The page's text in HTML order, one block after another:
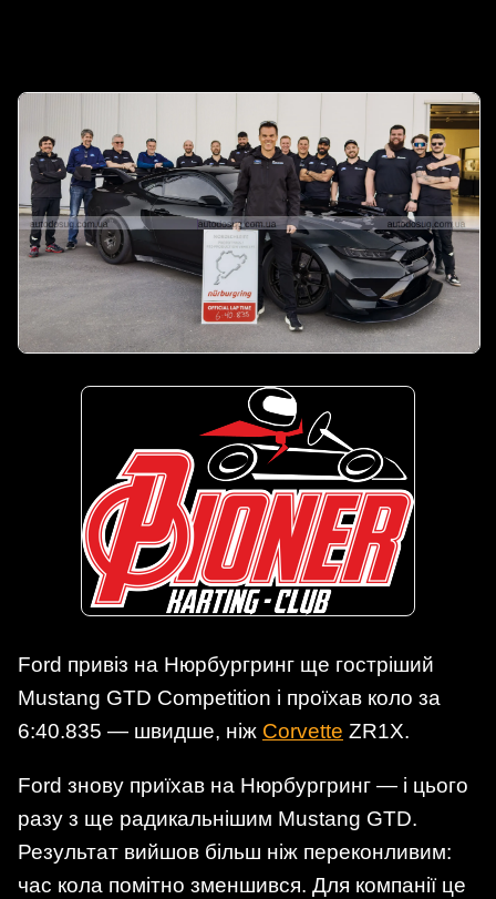
Ford привіз на Нюрбургринг ще гостріший
Mustang GTD Competition і проїхав коло за
6:40.835 — швидше, ніж Corvette ZR1X.
Ford знову приїхав на Нюрбургринг — і цього
разу з ще радикальнішим Mustang GTD.
Результат вийшов більш ніж переконливим:
час кола помітно зменшився. Для компанії це